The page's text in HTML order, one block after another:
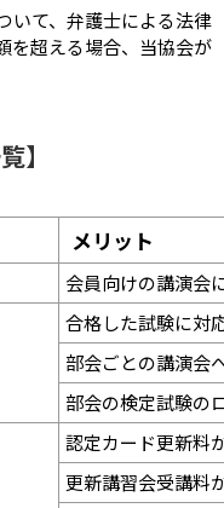
いて、弁護士による法律
を超える場合、当協会が
】
メリット
会員向けの講演会
合格した試験に対
部会ごとの講演会
部会の検定試験の
認定カード更新料
更新講習会受講料